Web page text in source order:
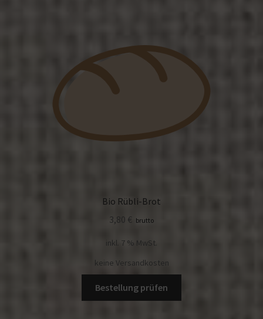
Bio Rübli-Brot
3,80 € brutto
inkl. 7 % MwSt.
keine Versandkosten
Bestellung prüfen